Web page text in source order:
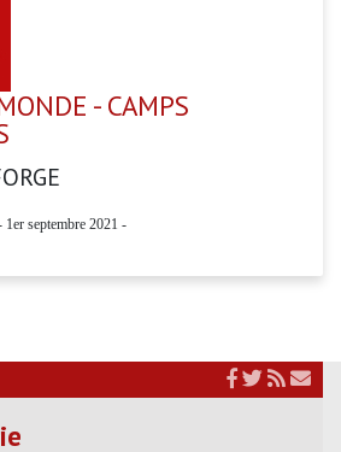
- CAMPS
1er septembre 2021 -